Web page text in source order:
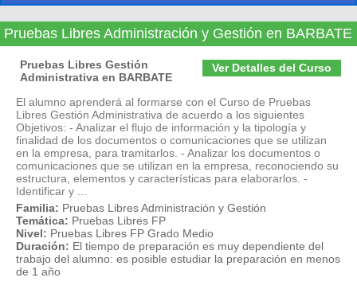
Pruebas Libres Administración y Gestión en BARBATE
Ver Detalles del Curso
Pruebas Libres Gestión
Administrativa en BARBATE
El alumno aprenderá al formarse con el Curso de Pruebas
Libres Gestión Administrativa de acuerdo a los siguientes
Objetivos: - Analizar el flujo de información y la tipología y
finalidad de los documentos o comunicaciones que se utilizan
en la empresa, para tramitarlos. - Analizar los documentos o
comunicaciones que se utilizan en la empresa, reconociendo su
estructura, elementos y características para elaborarlos. -
Identificar y ...
Familia: Pruebas Libres Administración y Gestión
Temática: Pruebas Libres FP
Nivel: Pruebas Libres FP Grado Medio
Duración: El tiempo de preparación es muy dependiente del
trabajo del alumno: es posible estudiar la preparación en menos
de 1 año